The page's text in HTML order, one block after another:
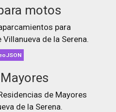
motos
para
de la Serena.
de Mayores
de la Serena.